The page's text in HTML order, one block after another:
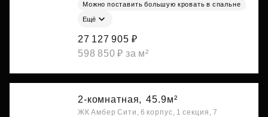
Можно поставить большую кровать в спальне
Ещё
27 127 905 ₽
598 850 ₽ за м²
2-комнатная, 45.9м²
ЖК Амбер Сити, 6 корпус, 1 секция, 7